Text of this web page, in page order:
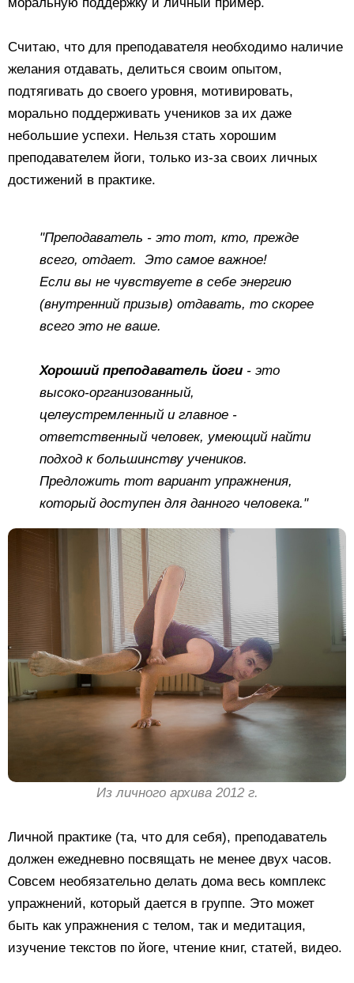
Считаю, что для преподавателя необходимо наличие
желания отдавать, делиться своим опытом,
подтягивать до своего уровня, мотивировать,
морально поддерживать учеников за их даже
небольшие успехи. Нельзя стать хорошим
преподавателем йоги, только из-за своих личных
достижений в практике.
"Преподаватель - это тот, кто, прежде
всего, отдает. Это самое важное!
Если вы не чувствуете в себе энергию
(внутренний призыв) отдавать, то скорее
всего это не ваше.
Хороший преподаватель йоги - это
высоко-организованный,
целеустремленный и главное -
ответственный человек, умеющий найти
подход к большинству учеников.
Предложить тот вариант упражнения,
который доступен для данного человека."
Из личного архива 2012 г.
Личной практике (та, что для себя), преподаватель
должен ежедневно посвящать не менее двух часов.
Совсем необязательно делать дома весь комплекс
упражнений, который дается в группе. Это может
быть как упражнения с телом, так и медитация,
изучение текстов по йоге, чтение книг, статей, видео.